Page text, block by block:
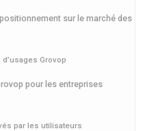
sur le marché des
Grovop
pour les entreprises
par les utilisateurs